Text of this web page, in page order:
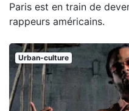
Paris est en train de
rappeurs américains.
Urban-culture